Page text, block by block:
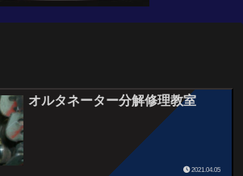
オルタネーター分解修理教室
2021.04.05